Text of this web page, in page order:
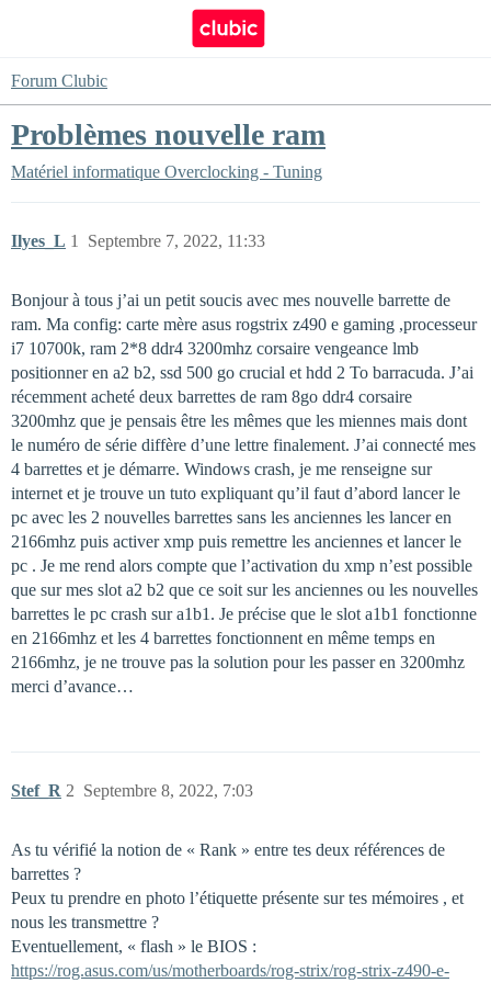
Forum Clubic
Problèmes nouvelle ram
Matériel informatique Overclocking - Tuning
Ilyes_L Septembre 7, 2022, 11:33
1
Bonjour à tous j’ai un petit soucis avec mes nouvelle barrette de
ram. Ma config: carte mère asus rogstrix z490 e gaming ,processeur
i7 10700k, ram 2*8 ddr4 3200mhz corsaire vengeance lmb
positionner en a2 b2, ssd 500 go crucial et hdd 2 To barracuda. J’ai
récemment acheté deux barrettes de ram 8go ddr4 corsaire
3200mhz que je pensais être les mêmes que les miennes mais dont
le numéro de série diffère d’une lettre finalement. J’ai connecté mes
4 barrettes et je démarre. Windows crash, je me renseigne sur
internet et je trouve un tuto expliquant qu’il faut d’abord lancer le
pc avec les 2 nouvelles barrettes sans les anciennes les lancer en
2166mhz puis activer xmp puis remettre les anciennes et lancer le
pc . Je me rend alors compte que l’activation du xmp n’est possible
que sur mes slot a2 b2 que ce soit sur les anciennes ou les nouvelles
barrettes le pc crash sur a1b1. Je précise que le slot a1b1 fonctionne
en 2166mhz et les 4 barrettes fonctionnent en même temps en
2166mhz, je ne trouve pas la solution pour les passer en 3200mhz
merci d’avance…
Stef_R Septembre 8, 2022, 7:03
2
As tu vérifié la notion de « Rank » entre tes deux références de
barrettes ?
Peux tu prendre en photo l’étiquette présente sur tes mémoires , et
nous les transmettre ?
Eventuellement, « flash » le BIOS :
https://rog.asus.com/us/motherboards/rog-strix/rog-strix-z490-e-